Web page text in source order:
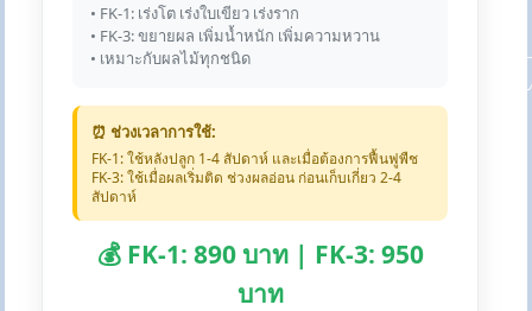
• FK-1: เร่งโต เร่งใบเขียว เร่งราก
• FK-3: ขยายผล เพิ่มน้ำหนัก เพิ่มความหวาน
• เหมาะกับผลไม้ทุกชนิด
⏰ ช่วงเวลาการใช้:
FK-1: ใช้หลังปลูก 1-4 สัปดาห์ และเมื่อต้องการฟื้นฟูพืช
FK-3: ใช้เมื่อผลเริ่มติด ช่วงผลอ่อน ก่อนเก็บเกี่ยว 2-4
สัปดาห์
💰 FK-1: 890 บาท | FK-3: 950
บาท